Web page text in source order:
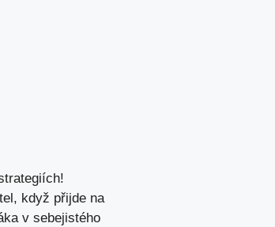
když přijde na
v sebejistého